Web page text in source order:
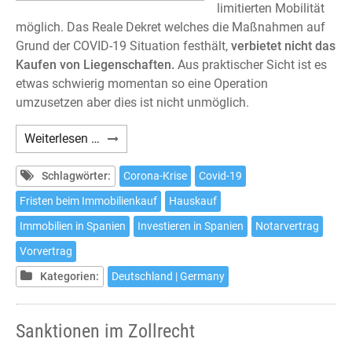
limitierten Mobilität
möglich. Das Reale Dekret welches die Maßnahmen auf
Grund der COVID-19 Situation festhält, verbietet nicht das
Kaufen von Liegenschaften. Aus praktischer Sicht ist es
etwas schwierig momentan so eine Operation
umzusetzen aber dies ist nicht unmöglich.
Weiterlesen … Ist
es
möglich
in
Spanien
während
Notstandes
ein
Haus
zu
Schlagwörter: Corona-Krise
Covid-19
Fristen beim Immobilienkauf
Hauskauf
Immobilien in Spanien
Investieren in Spanien
Notarvertrag
Vorvertrag
Kategorien:
Deutschland | Germany
Sanktionen im Zollrecht